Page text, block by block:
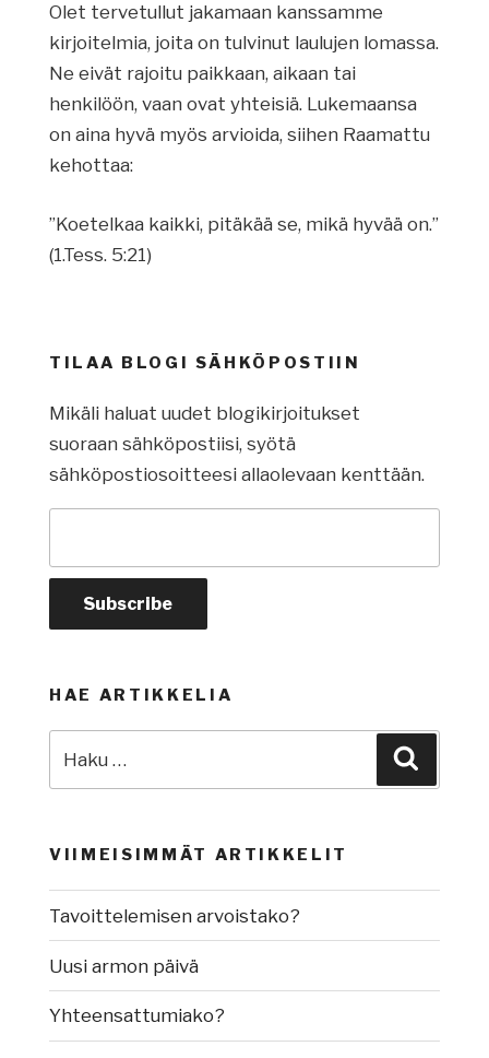
Olet tervetullut jakamaan kanssamme
kirjoitelmia, joita on tulvinut laulujen lomassa.
Ne eivät rajoitu paikkaan, aikaan tai
henkilöön, vaan ovat yhteisiä. Lukemaansa
on aina hyvä myös arvioida, siihen Raamattu
kehottaa:
”Koetelkaa kaikki, pitäkää se, mikä hyvää on.”
(1.Tess. 5:21)
TILAA BLOGI SÄHKÖPOSTIIN
Mikäli haluat uudet blogikirjoitukset
suoraan sähköpostiisi, syötä
sähköpostiosoitteesi allaolevaan kenttään.
HAE ARTIKKELIA
VIIMEISIMMÄT ARTIKKELIT
Tavoittelemisen arvoistako?
Uusi armon päivä
Yhteensattumiako?